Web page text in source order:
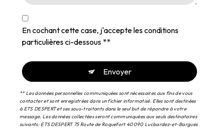
En cochant cette case, j'accepte les conditions
particulières ci-dessous **
Envoyer
** Les données personnelles communiquées sont nécessaires aux fins de vous
contacter et sont enregistrées dans un fichier informatisé. Elles sont destinées
à ETS DESPERT et ses sous-traitants dans le seul but de répondre à votre
message. Les données collectées seront communiquées aux seuls destinataires
suivants: ETS DESPERT 75 Route de Roquefort 40090 Lucbardez-et-Bargues